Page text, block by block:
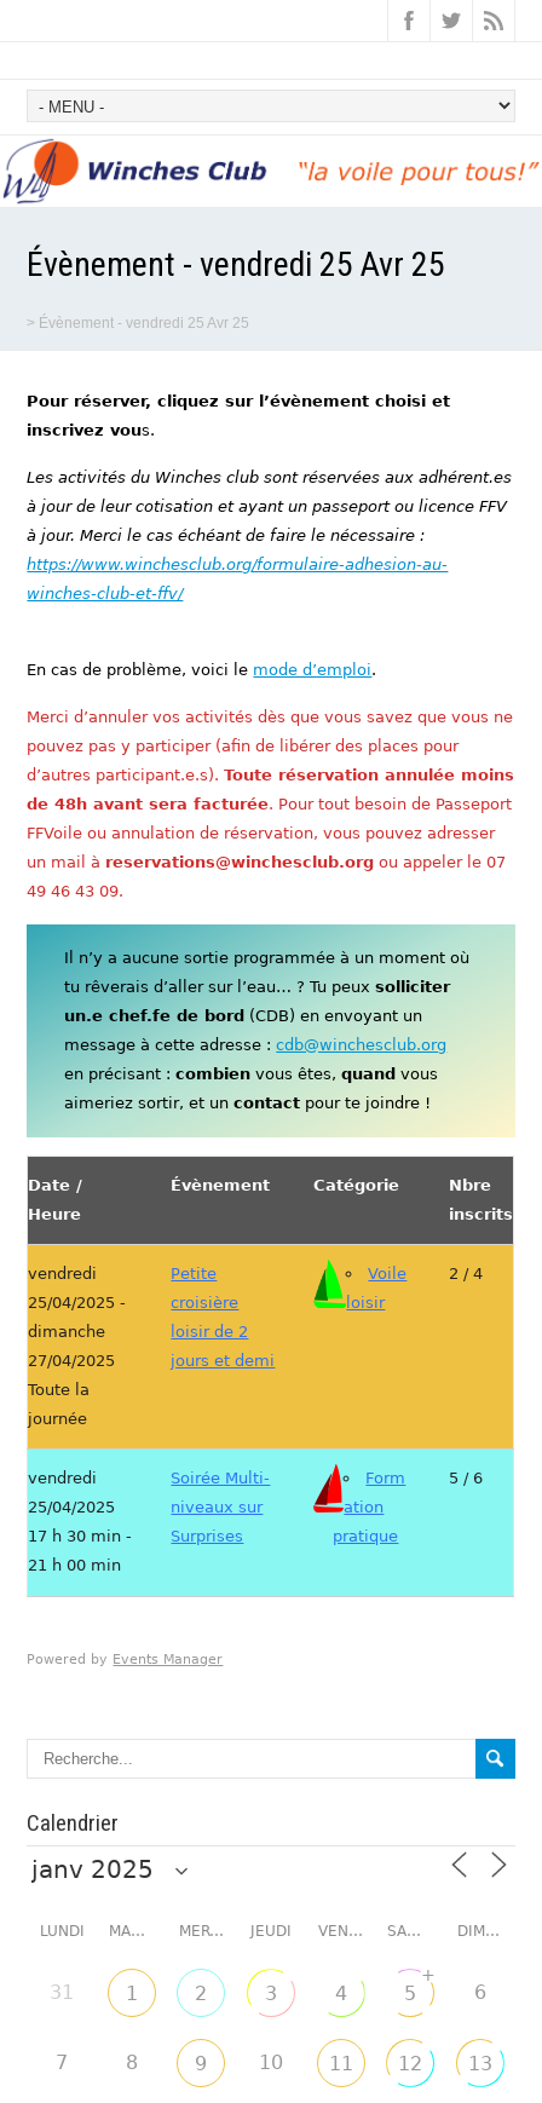
Évènement - vendredi 25 Avr 25
> Évènement - vendredi 25 Avr 25
Pour réserver, cliquez sur l’évènement choisi et
inscrivez vous.
Les activités du Winches club sont réservées aux adhérent.es
à jour de leur cotisation et ayant un passeport ou licence FFV
à jour. Merci le cas échéant de faire le nécessaire :
https://www.winchesclub.org/formulaire-adhesion-au-
winches-club-et-ffv/
En cas de problème, voici le mode d’emploi.
Merci d’annuler vos activités dès que vous savez que vous ne
pouvez pas y participer (afin de libérer des places pour
d’autres participant.e.s).Toute réservation annulée moins
de 48h avant sera facturée. Pour tout besoin de Passeport
FFVoile ou annulation de réservation, vous pouvez adresser
un mail à reservations@winchesclub.org ou appeler le 07
49 46 43 09.
Il n’y a aucune sortie programmée à un moment où
tu rêverais d’aller sur l’eau… ? Tu peuxsolliciter
un.e chef.fe de bord (CDB) en envoyant un
message à cette adresse :cdb@winchesclub.org
en précisant :combien vous êtes,quand vous
aimeriez sortir, et uncontact pour te joindre !
Date /
Heure
Évènement Catégorie
Nbre
inscrits
vendredi
25/04/2025 -
dimanche
27/04/2025
Toute la
journée
Petite
croisière
loisir de 2
jours et demi
Voile
loisir
2 / 4
vendredi
25/04/2025
17 h 30 min -
21 h 00 min
Soirée Multi-
niveaux sur
Surprises
Form
ation
pratique
5 / 6
Powered by Events Manager
Calendrier
LUNDI MARDI MERCREDI JEUDI VENDREDI SAMEDI DIMANCHE
31 1 2 3 4 5
+
6
7 8 9 10 11 12 13